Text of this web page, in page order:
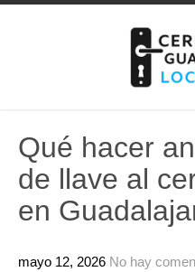
Qué hacer
de llave al
en
mayo 12, 2026 No hay